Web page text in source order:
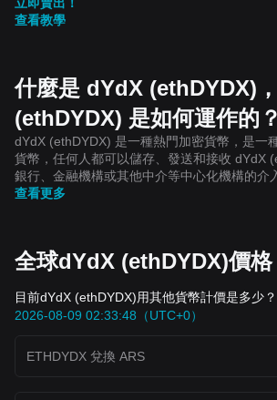
查看教學
什麼是 dYdX (ethDYDX)
(ethDYDX) 是如何運作的？
dYdX (ethDYDX) 是一種熱門加密貨幣，是一
貨幣，任何人都可以儲存、發送和接收 dYdX
銀行、金融機構或其他中介等中心化機構的介
查看更多
全球dYdX (ethDYDX)價格
目前dYdX (ethDYDX)用其他貨幣計價是多少
2026-08-09 02:33:48（UTC+0）
ETHDYDX 兌換 ARS